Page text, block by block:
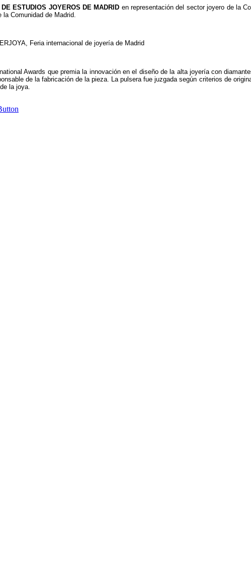
DE ESTUDIOS JOYEROS DE MADRID en representación del sector joyero de la
Comunidad de Madrid.
Feria internacional de joyería de Madrid
Awards que premia la innovación en el diseño de la alta joyería con
de la fabricación de la pieza. La pulsera fue juzgada según criterios de
la joya.